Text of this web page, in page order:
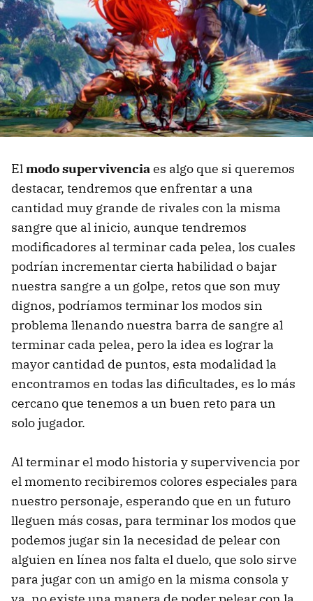
El modo supervivencia es algo que si queremos
destacar, tendremos que enfrentar a una
cantidad muy grande de rivales con la misma
sangre que al inicio, aunque tendremos
modificadores al terminar cada pelea, los cuales
podrían incrementar cierta habilidad o bajar
nuestra sangre a un golpe, retos que son muy
dignos, podríamos terminar los modos sin
problema llenando nuestra barra de sangre al
terminar cada pelea, pero la idea es lograr la
mayor cantidad de puntos, esta modalidad la
encontramos en todas las dificultades, es lo más
cercano que tenemos a un buen reto para un
solo jugador.
Al terminar el modo historia y supervivencia por
el momento recibiremos colores especiales para
nuestro personaje, esperando que en un futuro
lleguen más cosas, para terminar los modos que
podemos jugar sin la necesidad de pelear con
alguien en línea nos falta el duelo, que solo sirve
para jugar con un amigo en la misma consola y